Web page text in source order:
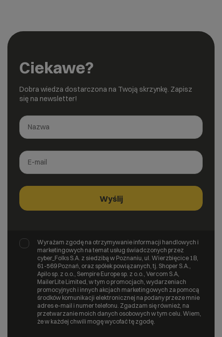
Ciekawe?
Dobra wiedza dostarczona na Twoją skrzynkę. Zapisz
się na newsletter!
Wyrażam zgodę na otrzymywanie informacji handlowych i
marketingowych na temat usług świadczonych przez
cyber_Folks S.A. z siedzibą w Poznaniu, ul. Wierzbięcice 1B,
61-569 Poznań, oraz spółek powiązanych, tj. Shoper S.A.,
Apilo sp. z o.o., Sempire Europe sp. z o.o., Vercom S.A,
MailerLite Limited, w tym o promocjach, wydarzeniach
promocyjnych i innych akcjach marketingowych za pomocą
środków komunikacji elektronicznej na podany przeze mnie
adres e-mail i numer telefonu. Zgadzam się również, na
przetwarzanie moich danych osobowych w tym celu. Wiem,
że w każdej chwili mogę wycofać tę zgodę.